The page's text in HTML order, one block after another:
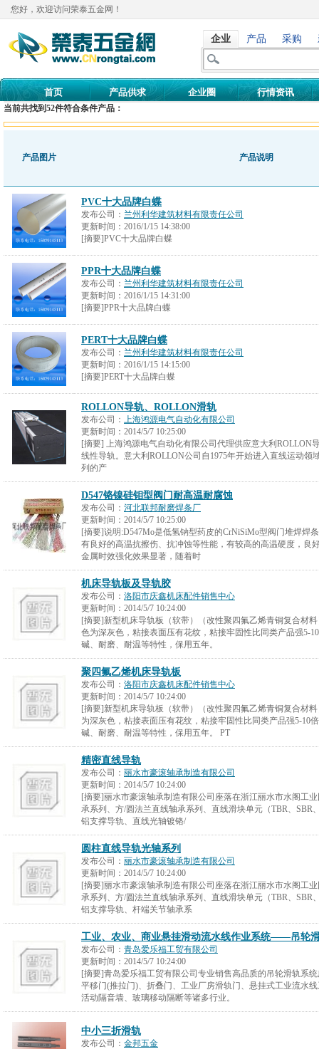
您好，欢迎访问荣泰五金网！
企业 产品 采购
首页 产品供求 企业圈 行情资讯
当前共找到52件符合条件产品：
产品图片 产品说明
PVC十大品牌白蝶
发布公司： 兰州利华建筑材料有限责任公司
更新时间： 2016/1/15 14:38:00
[摘要]PVC十大品牌白蝶
PPR十大品牌白蝶
发布公司： 兰州利华建筑材料有限责任公司
更新时间： 2016/1/15 14:31:00
[摘要]PPR十大品牌白蝶
PERT十大品牌白蝶
发布公司： 兰州利华建筑材料有限责任公司
更新时间： 2016/1/15 14:15:00
[摘要]PERT十大品牌白蝶
ROLLON导轨、ROLLON滑轨
发布公司： 上海鸿源电气自动化有限公司
更新时间： 2014/5/7 10:25:00
[摘要] 上海鸿源电气自动化有限公司代理供应意大利ROLLON
线性导轨。意大利ROLLON公司自1975年开始进入直线运动领
列的产
D547铬镍硅钼型阀门耐高温耐腐蚀
发布公司： 河北联邦耐磨焊条厂
更新时间： 2014/5/7 10:25:00
[摘要]说明:D547Mo是低氢钠型药皮的CrNiSiMo型阀门堆焊焊
有良好的高温抗擦伤、抗冲蚀等性能，有较高的高温硬度，良
金属时效强化效果显著，随着时
机床导轨板及导轨胶
发布公司： 洛阳市庆鑫机床配件销售中心
更新时间： 2014/5/7 10:24:00
[摘要]新型机床导轨板（软带）（改性聚四氟乙烯青铜复合材
色为深灰色，粘接表面压有花纹，粘接牢固性比同类产品强5-
碱、耐磨、耐温等特性，保用五年。
聚四氟乙烯机床导轨板
发布公司： 洛阳市庆鑫机床配件销售中心
更新时间： 2014/5/7 10:24:00
[摘要]新型机床导轨板（软带）（改性聚四氟乙烯青铜复合材
为深灰色，粘接表面压有花纹，粘接牢固性比同类产品强5-10
碱、耐磨、耐温等特性，保用五年。 PT
精密直线导轨
发布公司： 丽水市豪滚轴承制造有限公司
更新时间： 2014/5/7 10:24:00
[摘要]丽水市豪滚轴承制造有限公司座落在浙江丽水市水阁工
承系列、方/圆法兰直线轴承系列、直线滑块单元（TBR、SBR
铝支撑导轨、直线光轴镀铬/
圆柱直线导轨光轴系列
发布公司： 丽水市豪滚轴承制造有限公司
更新时间： 2014/5/7 10:24:00
[摘要]丽水市豪滚轴承制造有限公司座落在浙江丽水市水阁工
承系列、方/圆法兰直线轴承系列、直线滑块单元（TBR、SBR
铝支撑导轨、杆端关节轴承系
工业、农业、商业悬挂滑动流水线作业系统——吊轮
发布公司： 青岛爱乐福工贸有限公司
更新时间： 2014/5/7 10:24:00
[摘要]青岛爱乐福工贸有限公司专业销售高品质的吊轮滑轨系
平移门(推拉门)、折叠门、工业厂房滑轨门、悬挂式工业流水
活动隔音墙、玻璃移动隔断等诸多行业。
中小三折滑轨
发布公司： 金邦五金